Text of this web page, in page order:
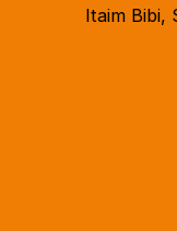
Itaim Bibi,